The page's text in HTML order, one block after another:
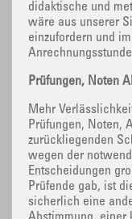
didaktische und
wäre aus unserer
einzufordern und
Prüfungen, Noten
Mehr
Prüfungen, Noten,
zurückliegenden
wegen der
Entscheidungen
Prüfende gab, ist
sicherlich eine